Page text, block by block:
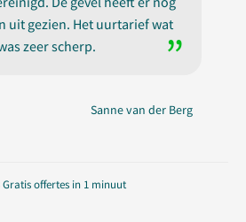
uit gezien. Het uurtarief wat
zeer scherp.
Sanne van der Berg
Gratis offertes in 1 minuut